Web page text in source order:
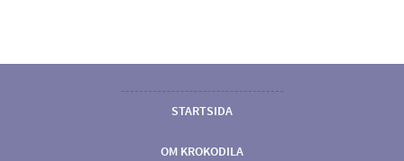
STARTSIDA
OM KROKODILA